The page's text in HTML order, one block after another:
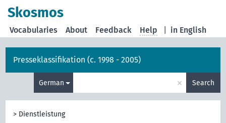
Skosmos
in English
Vocabularies About Feedback Help
Presseklassifikation (c. 1998 - 2005)
German × Search
> Dienstleistung